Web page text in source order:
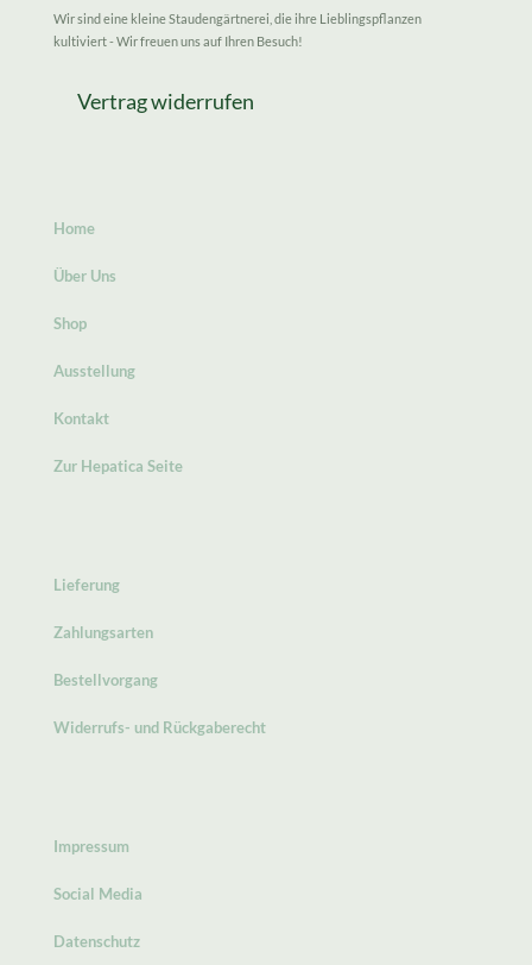
Wir sind eine kleine Staudengärtnerei, die ihre Lieblingspflanzen
kultiviert - Wir freuen uns auf Ihren Besuch!
Vertrag widerrufen
Home
Über Uns
Shop
Ausstellung
Kontakt
Zur Hepatica Seite
Lieferung
Zahlungsarten
Bestellvorgang
Widerrufs- und Rückgaberecht
Impressum
Social Media
Datenschutz